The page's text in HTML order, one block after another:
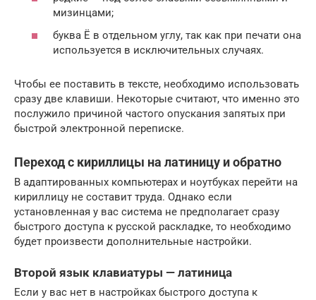
мизинцами;
буква Ё в отдельном углу, так как при печати она
используется в исключительных случаях.
Чтобы ее поставить в тексте, необходимо использовать
сразу две клавиши. Некоторые считают, что именно это
послужило причиной частого опускания запятых при
быстрой электронной переписке.
Переход с кириллицы на латиницу и обратно
В адаптированных компьютерах и ноутбуках перейти на
кириллицу не составит труда. Однако если
установленная у вас система не предполагает сразу
быстрого доступа к русской раскладке, то необходимо
будет произвести дополнительные настройки.
Второй язык клавиатуры — латиница
Если у вас нет в настройках быстрого доступа к